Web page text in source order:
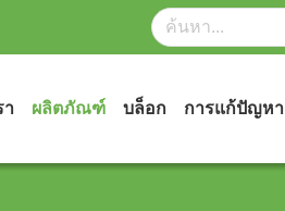
า ผลิตภัณฑ์ บล็อก การแก้ปัญหา